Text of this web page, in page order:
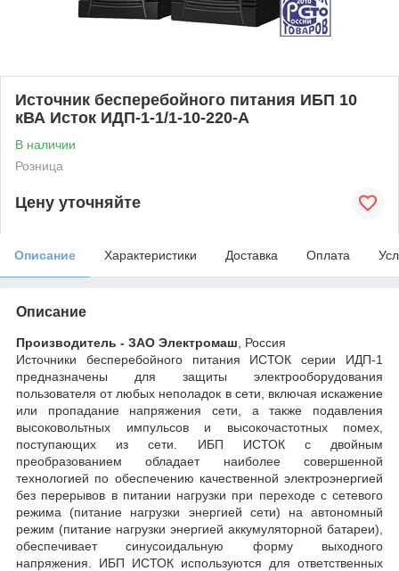
Источник бесперебойного питания ИБП 10
кВА Исток ИДП-1-1/1-10-220-А
В наличии
Розница
Цену уточняйте
Описание Характеристики Доставка Оплата
Описание
Производитель - ЗАО Электромаш
Россия
Источники бесперебойного питания ИСТОК серии ИДП-1
предназначены для защиты электрооборудования
пользователя от любых неполадок в сети, включая искажение
или пропадание напряжения сети, а также подавления
высоковольтных импульсов и высокочастотных помех,
поступающих из сети. ИБП ИСТОК с двойным
преобразованием обладает наиболее совершенной
технологией по обеспечению качественной электроэнергией
без перерывов в питании нагрузки при переходе с сетевого
режима (питание нагрузки энергией сети) на автономный
режим (питание нагрузки энергией аккумуляторной батареи),
обеспечивает синусоидальную форму выходного
напряжения. ИБП ИСТОК используются для ответственных